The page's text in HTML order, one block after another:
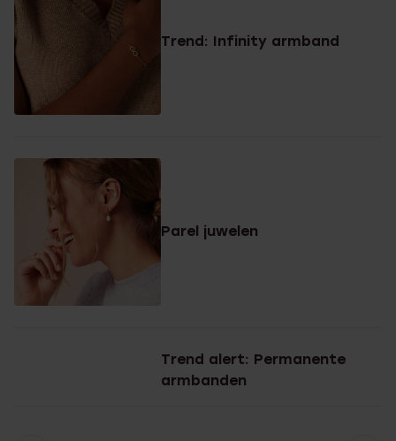
Trend: Infinity armband
Parel juwelen
Trend alert: Permanente
armbanden